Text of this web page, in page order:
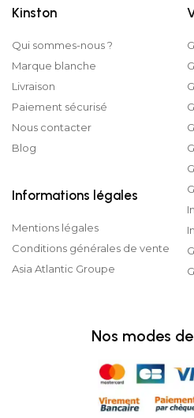
Kinston
Qui sommes-nous ?
Marque blanche
Livraison
Paiement sécurisé
Nous contacter
Blog
Informations légales
Mentions légales
Conditions générales de vente
Asia Atlantic Groupe
Nos modes